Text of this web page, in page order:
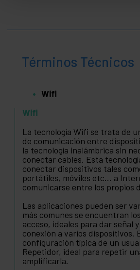
Términos Técnicos
Wifi
Wifi
La tecnología Wifi se trata de
de comunicación entre
la tecnología inalámbrica sin
conectar cables. Esta
conectar dispositivos tales
portátiles, móviles etc... a
comunicarse entre los propios
Las aplicaciones pueden ser
más comunes se encuentran
acceso, ideales para dar señal
conexión a varios dispositivos.
configuración típica de un
Repetidor, ideal para repetir
amplificarla.